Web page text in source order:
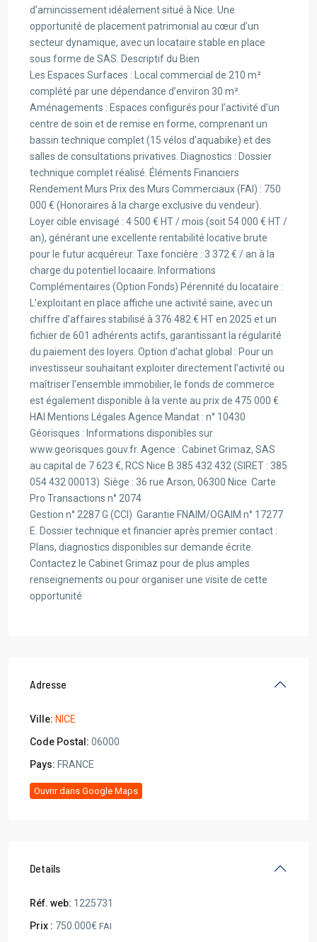
d’amincissement idéalement situé à Nice. Une
opportunité de placement patrimonial au cœur d’un
secteur dynamique, avec un locataire stable en place
sous forme de SAS. Descriptif du Bien
Les Espaces Surfaces : Local commercial de 210 m²
complété par une dépendance d’environ 30 m².
Aménagements : Espaces configurés pour l’activité d’un
centre de soin et de remise en forme, comprenant un
bassin technique complet (15 vélos d’aquabike) et des
salles de consultations privatives. Diagnostics : Dossier
technique complet réalisé. Éléments Financiers
Rendement Murs Prix des Murs Commerciaux (FAI) : 750
000 € (Honoraires à la charge exclusive du vendeur).
Loyer cible envisagé : 4 500 € HT / mois (soit 54 000 € HT /
an), générant une excellente rentabilité locative brute
pour le futur acquéreur. Taxe foncière : 3 372 € / an à la
charge du potentiel locaaire. Informations
Complémentaires (Option Fonds) Pérennité du locataire :
L’exploitant en place affiche une activité saine, avec un
chiffre d’affaires stabilisé à 376 482 € HT en 2025 et un
fichier de 601 adhérents actifs, garantissant la régularité
du paiement des loyers. Option d’achat global : Pour un
investisseur souhaitant exploiter directement l’activité ou
maîtriser l’ensemble immobilier, le fonds de commerce
est également disponible à la vente au prix de 475 000 €
HAI Mentions Légales Agence Mandat : n° 10430
Géorisques : Informations disponibles sur
www.georisques.gouv.fr. Agence : Cabinet Grimaz, SAS
au capital de 7 623 €, RCS Nice B 385 432 432 (SIRET : 385
054 432 00013)  Siège : 36 rue Arson, 06300 Nice  Carte
Pro Transactions n° 2074
Gestion n° 2287 G (CCI)  Garantie FNAIM/OGAIM n° 17277
E. Dossier technique et financier après premier contact :
Plans, diagnostics disponibles sur demande écrite.
Contactez le Cabinet Grimaz pour de plus amples
renseignements ou pour organiser une visite de cette
opportunité
Adresse
Ville: NICE
Code Postal: 06000
Pays: FRANCE
Ouvrir dans Google Maps
Details
Réf. web: 1225731
Prix : 750.000€ FAI